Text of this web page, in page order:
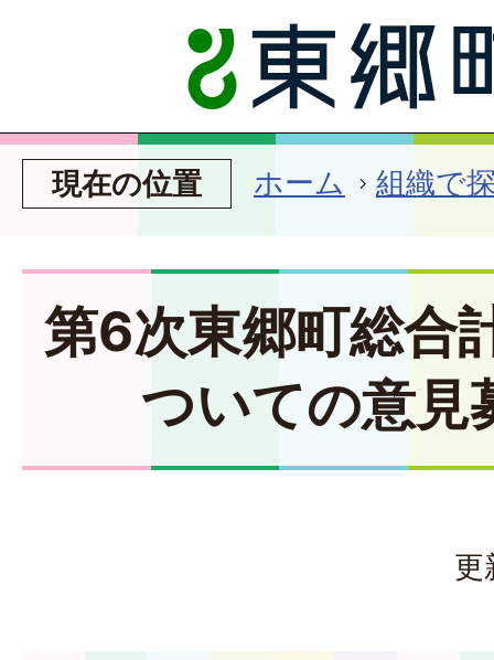
現在の位置 ホーム 組織で
第6次東郷町総合
ついての意見
更